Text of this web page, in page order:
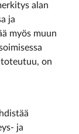
alan
ja
myös muun
on
ja